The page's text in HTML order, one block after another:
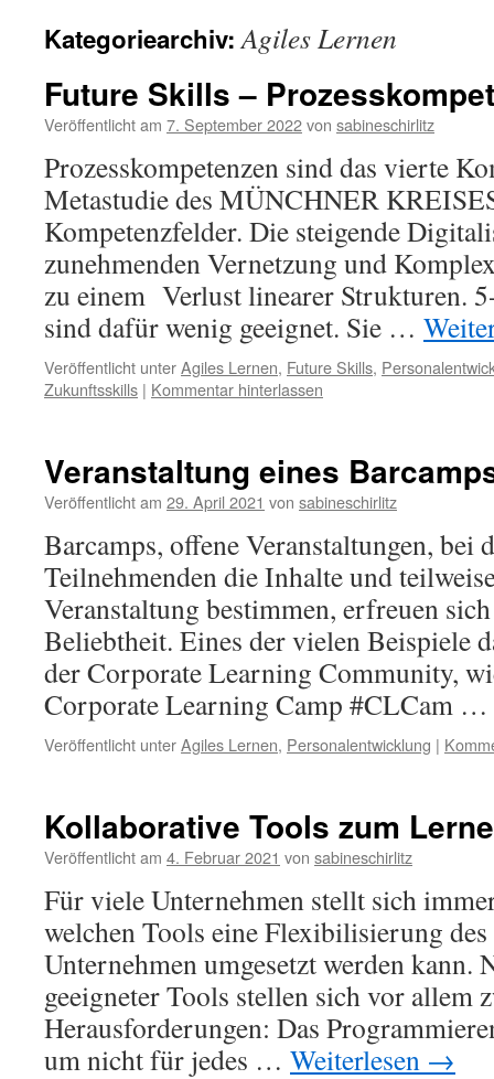
Kategoriearchiv:Agiles Lernen
Future Skills –
Veröffentlicht am 7. September 2022von sabineschirlitz
Prozesskompetenzen sind das vierte
Metastudie des MÜNCHNER
Kompetenzfelder. Die steigende
zunehmenden Vernetzung und
zu einem Verlust linearer Strukturen.
sind dafür wenig geeignet. Sie …
Veröffentlicht unterAgiles Lernen, Future Skills,
Zukunftsskills | Kommentar hinterlassen
Veranstaltung eines
Veröffentlicht am 29. April 2021 von sabineschirlitz
Barcamps, offene Veranstaltungen, bei
Teilnehmenden die Inhalte und
Veranstaltung bestimmen, erfreuen
Beliebtheit. Eines der vielen Beispiele
der Corporate Learning Community,
Corporate Learning Camp #CLCam …
Veröffentlicht unterAgiles Lernen, Personalentwicklung |
Kollaborative Tools zum
Veröffentlicht am 4. Februar 2021 von sabineschirlitz
Für viele Unternehmen stellt sich
welchen Tools eine Flexibilisierung
Unternehmen umgesetzt werden kann.
geeigneter Tools stellen sich vor allem
Herausforderungen: Das
um nicht für jedes … Weiterlesen →